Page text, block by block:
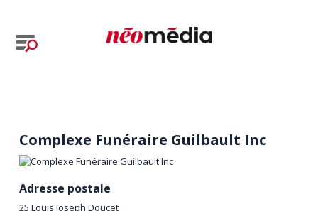
Complexe Funéraire Guilbault Inc
Adresse postale
25 Louis Joseph Doucet